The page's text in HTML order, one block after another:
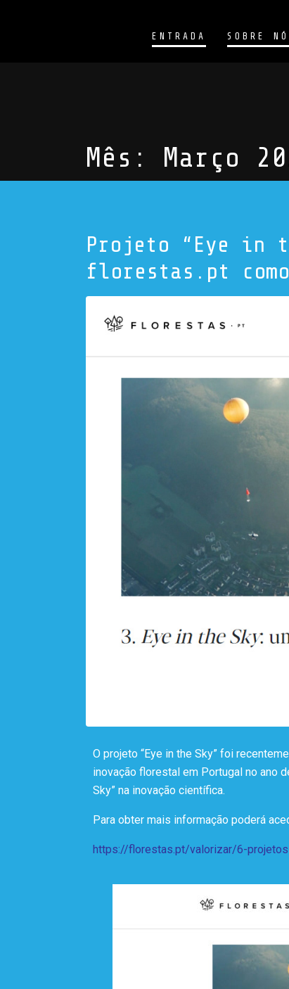
ENTRADA SOBRE
Mês: Março
Projeto “Eye in
florestas.pt
O projeto “Eye in the Sky” foi
inovação florestal em Portugal no ano
Sky” na inovação científica.
Para obter mais informação poderá
https://florestas.pt/valorizar/6-